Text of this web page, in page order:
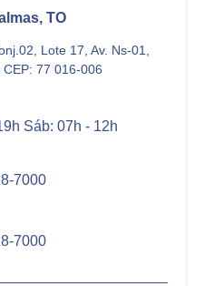
TO
Lote 17, Av. Ns-01,
77 016-006
Sáb: 07h - 12h
7000
7000